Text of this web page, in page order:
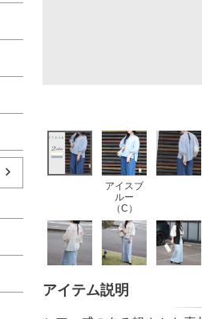
アイスブ
ルー
（C）
アイテム説明